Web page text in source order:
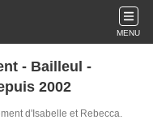
MENU
- Bailleul -
2002
d'Isabelle et Rebecca.